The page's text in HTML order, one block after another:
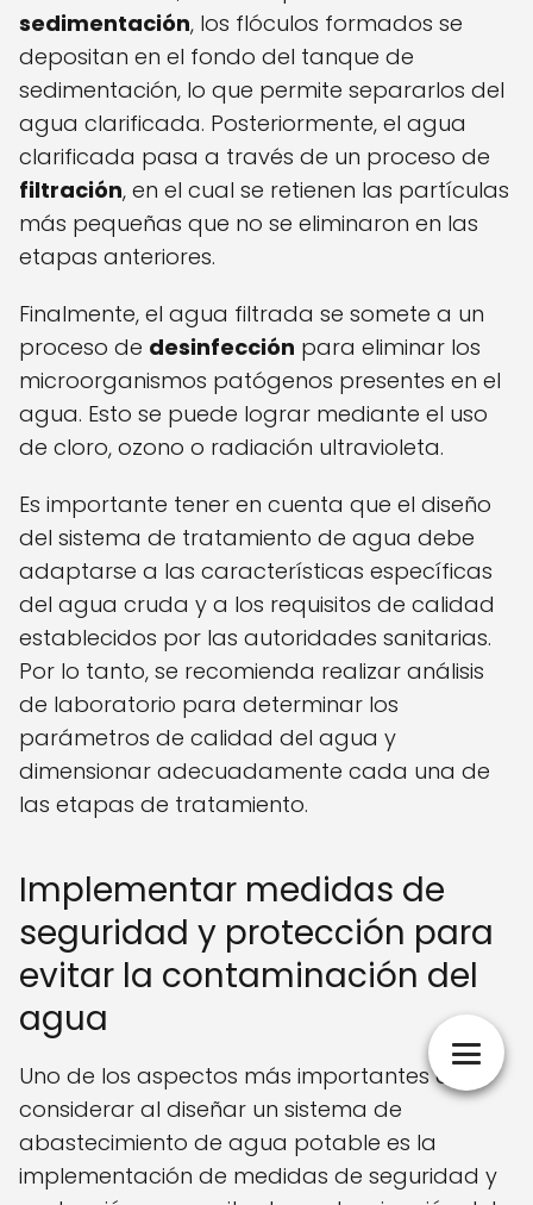
sedimentación, los flóculos formados se
depositan en el fondo del tanque de
sedimentación, lo que permite separarlos del
agua clarificada. Posteriormente, el agua
clarificada pasa a través de un proceso de
filtración, en el cual se retienen las partículas
más pequeñas que no se eliminaron en las
etapas anteriores.
Finalmente, el agua filtrada se somete a un
proceso de desinfección para eliminar los
microorganismos patógenos presentes en el
agua. Esto se puede lograr mediante el uso
de cloro, ozono o radiación ultravioleta.
Es importante tener en cuenta que el diseño
del sistema de tratamiento de agua debe
adaptarse a las características específicas
del agua cruda y a los requisitos de calidad
establecidos por las autoridades sanitarias.
Por lo tanto, se recomienda realizar análisis
de laboratorio para determinar los
parámetros de calidad del agua y
dimensionar adecuadamente cada una de
las etapas de tratamiento.
Implementar medidas de
seguridad y protección para
evitar la contaminación del
agua
Uno de los aspectos más importantes a
considerar al diseñar un sistema de
abastecimiento de agua potable es la
implementación de medidas de seguridad y